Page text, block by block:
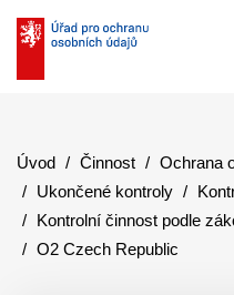
Úvod Činnost
Ochrana
Ukončené kontroly
Kontrolní činnost podle
O2 Czech Republic